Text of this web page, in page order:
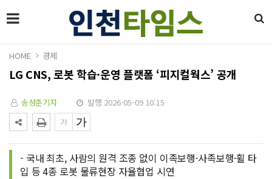
HOME 경제
LG CNS, 로봇 학습·운영 플랫폼 ‘피지컬웍스’ 공개
송성춘기자 발행 2026-05-09 10:15
- 국내 최초, 사람의 원격 조종 없이 이족보행·사족보행·휠 타
입 등 4종 로봇 물류현장 자율협업 시연